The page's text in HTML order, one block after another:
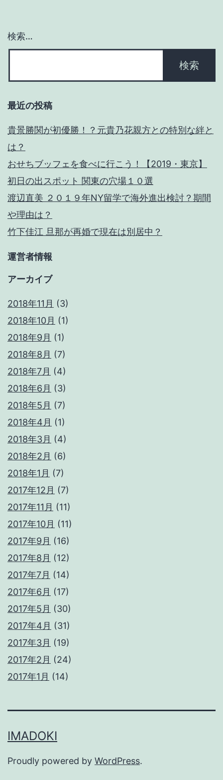
ン
検索…
最近の投稿
貴景勝関が初優勝！？元貴乃花親方との特別な絆と
は？
おせちブッフェを食べに行こう！【2019・東京】
初日の出スポット 関東の穴場１０選
渡辺直美 ２０１９年NY留学で海外進出検討？期間
や理由は？
竹下佳江 旦那が再婚で現在は別居中？
運営者情報
アーカイブ
2018年11月 (3)
2018年10月 (1)
2018年9月 (1)
2018年8月 (7)
2018年7月 (4)
2018年6月 (3)
2018年5月 (7)
2018年4月 (1)
2018年3月 (4)
2018年2月 (6)
2018年1月 (7)
2017年12月 (7)
2017年11月 (11)
2017年10月 (11)
2017年9月 (16)
2017年8月 (12)
2017年7月 (14)
2017年6月 (17)
2017年5月 (30)
2017年4月 (31)
2017年3月 (19)
2017年2月 (24)
2017年1月 (14)
IMADOKI
Proudly powered by WordPress.